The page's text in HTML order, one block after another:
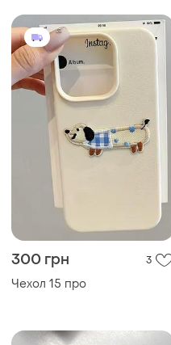
300 грн 3
Чехол 15 про